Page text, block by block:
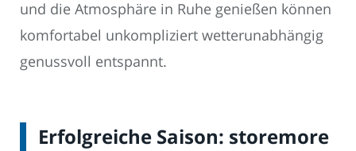
und die Atmosphäre in Ruhe genießen können
komfortabel unkompliziert wetterunabhängig
genussvoll entspannt.
Erfolgreiche Saison: storemore